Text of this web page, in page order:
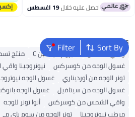
احصل عليه خلال19 اغسطس
Sort By
FilterPopular Searches
واقي الشمس سيروم فيتامين C
منتج
غسول الوجه من كوسركس
نيوتروجينا
تونر الوجه من أورديناري
غسول الوجه
غسول الوجه من سيتافيل
غسول الوجه
واقي الشمس من كوسركس
أنوا تونر للوجه
مرطب نيوتروجينا
تونر الوجه من سوم باي